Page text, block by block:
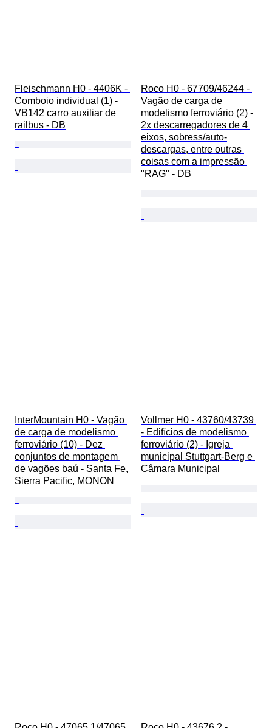
Fleischmann H0 - 4406K -
Comboio individual (1) -
VB142 carro auxiliar de
railbus - DB
Roco H0 - 67709/46244 -
Vagão de carga de
modelismo ferroviário (2) -
2x descarregadores de 4
eixos, sobress/auto-
descargas, entre outras
coisas com a impressão
"RAG" - DB
InterMountain H0 - Vagão
de carga de modelismo
ferroviário (10) - Dez
conjuntos de montagem
de vagões baú - Santa Fe,
Sierra Pacific, MONON
Vollmer H0 - 43760/43739
- Edifícios de modelismo
ferroviário (2) - Igreja
municipal Stuttgart-Berg e
Câmara Municipal